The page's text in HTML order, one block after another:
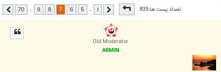
تعداد پست ها:835صفحه7 از70 قبلی …
5
6
7
8
9
…
70 بعدی
Old Moderator
ARMIN